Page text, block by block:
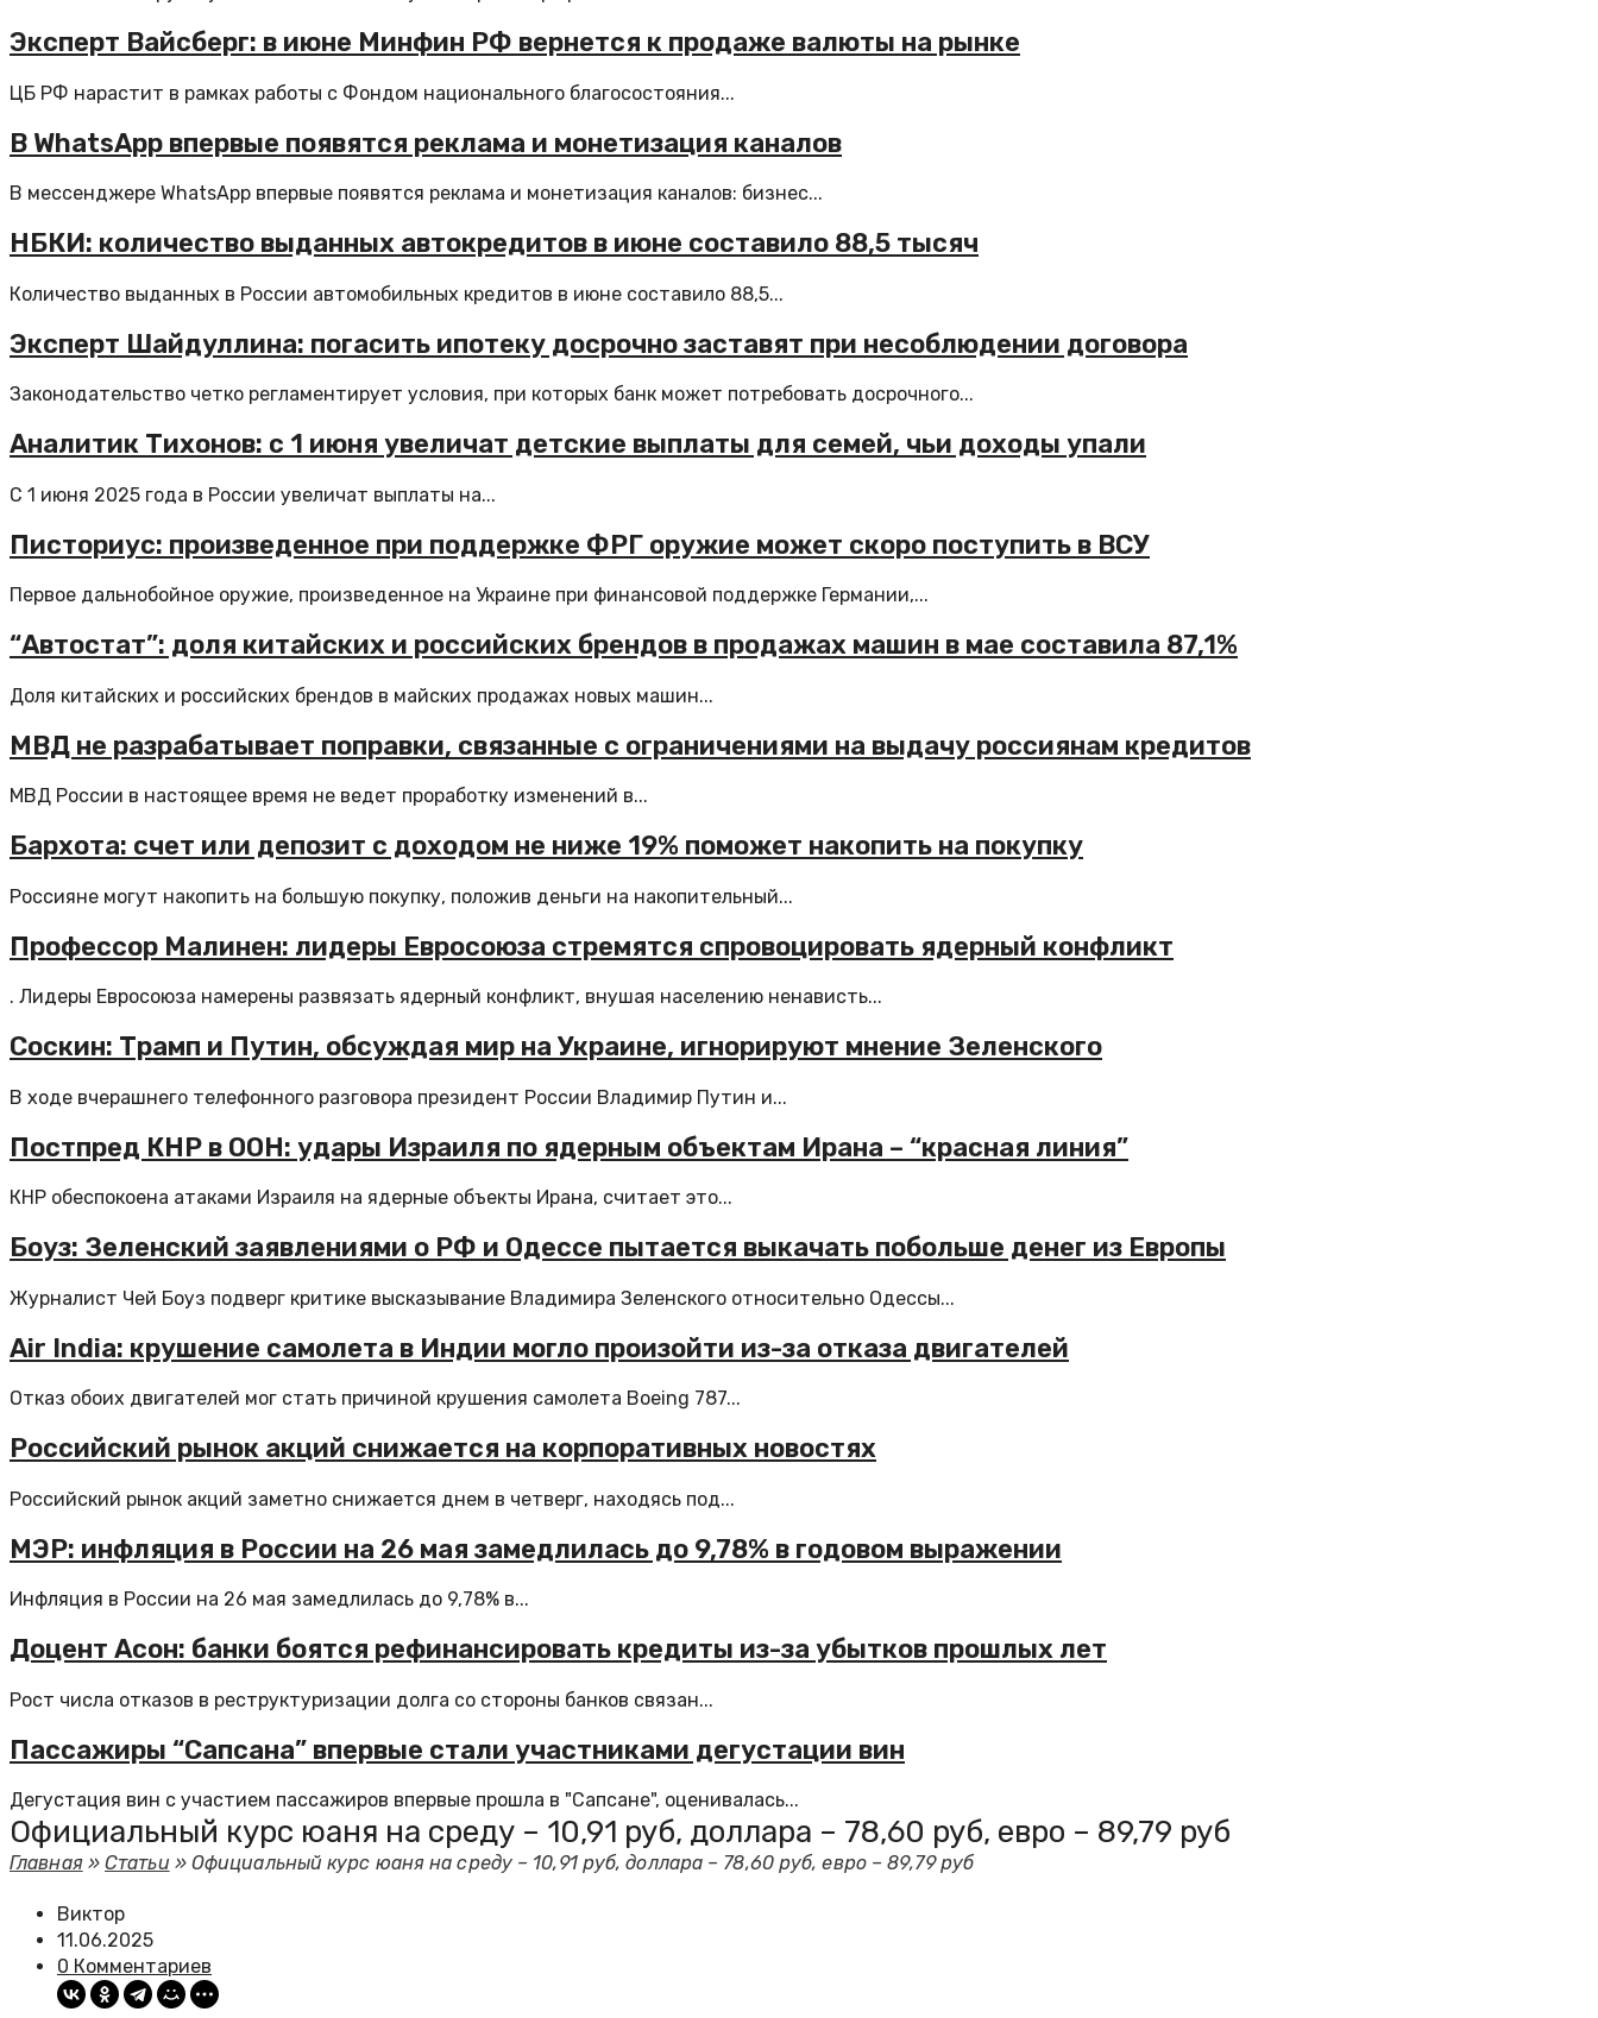
Эксперт Вайсберг: в июне Минфин РФ вернется к продаже валюты на рынке
ЦБ РФ нарастит в рамках работы с Фондом национального благосостояния...
В WhatsApp впервые появятся реклама и монетизация каналов
В мессенджере WhatsApp впервые появятся реклама и монетизация каналов: бизнес...
НБКИ: количество выданных автокредитов в июне составило 88,5 тысяч
Количество выданных в России автомобильных кредитов в июне составило 88,5...
Эксперт Шайдуллина: погасить ипотеку досрочно заставят при несоблюдении договора
Законодательство четко регламентирует условия, при которых банк может потребовать досрочного...
Аналитик Тихонов: с 1 июня увеличат детские выплаты для семей, чьи доходы упали
С 1 июня 2025 года в России увеличат выплаты на...
Писториус: произведенное при поддержке ФРГ оружие может скоро поступить в ВСУ
Первое дальнобойное оружие, произведенное на Украине при финансовой поддержке Германии,...
“Автостат”: доля китайских и российских брендов в продажах машин в мае составила 87,1%
Доля китайских и российских брендов в майских продажах новых машин...
МВД не разрабатывает поправки, связанные с ограничениями на выдачу россиянам кредитов
МВД России в настоящее время не ведет проработку изменений в...
Бархота: счет или депозит с доходом не ниже 19% поможет накопить на покупку
Россияне могут накопить на большую покупку, положив деньги на накопительный...
Профессор Малинен: лидеры Евросоюза стремятся спровоцировать ядерный конфликт
. Лидеры Евросоюза намерены развязать ядерный конфликт, внушая населению ненависть...
Соскин: Трамп и Путин, обсуждая мир на Украине, игнорируют мнение Зеленского
В ходе вчерашнего телефонного разговора президент России Владимир Путин и...
Постпред КНР в ООН: удары Израиля по ядерным объектам Ирана – “красная линия”
КНР обеспокоена атаками Израиля на ядерные объекты Ирана, считает это...
Боуз: Зеленский заявлениями о РФ и Одессе пытается выкачать побольше денег из Европы
Журналист Чей Боуз подверг критике высказывание Владимира Зеленского относительно Одессы...
Air India: крушение самолета в Индии могло произойти из-за отказа двигателей
Отказ обоих двигателей мог стать причиной крушения самолета Boeing 787...
Российский рынок акций снижается на корпоративных новостях
Российский рынок акций заметно снижается днем в четверг, находясь под...
МЭР: инфляция в России на 26 мая замедлилась до 9,78% в годовом выражении
Инфляция в России на 26 мая замедлилась до 9,78% в...
Доцент Асон: банки боятся рефинансировать кредиты из-за убытков прошлых лет
Рост числа отказов в реструктуризации долга со стороны банков связан...
Пассажиры “Сапсана” впервые стали участниками дегустации вин
Дегустация вин с участием пассажиров впервые прошла в "Сапсане", оценивалась...
Официальный курс юаня на среду – 10,91 руб, доллара – 78,60 руб, евро – 89,79 руб
Главная»Статьи » Официальный курс юаня на среду – 10,91 руб, доллара – 78,60 руб, евро – 89,79 руб
Виктор
11.06.2025
0 Комментариев